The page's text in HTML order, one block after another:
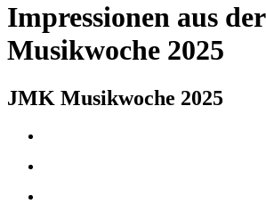
Impressionen aus der
Musikwoche 2025
JMK Musikwoche 2025